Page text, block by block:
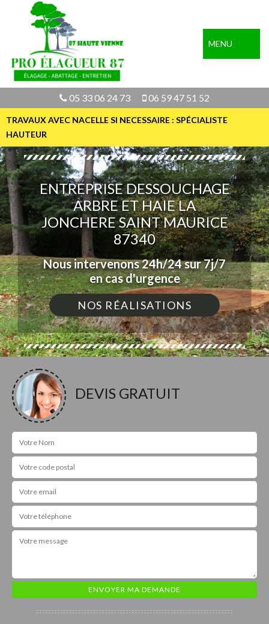
MENU
05 33 06 24 73 06 59 47 51 52
TRAVAUX AVEC NACELLE SI NECESSAIRE : SPÉCIALISTE
HAUTEUR
ENTREPRISE DESSOUCHAGE
ARBRE ET HAIE LA
JONCHERE SAINT MAURICE
87340
Nous intervenons 24h/24 sur 7j/7
en cas d'urgence
NOS RÉALISATIONS
DEVIS GRATUIT